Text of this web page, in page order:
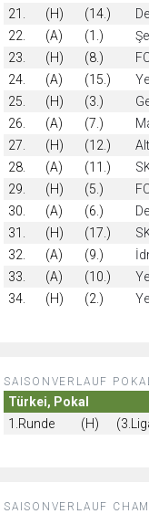
21.
(H) (14.)
22.
(A) (1.)
23.
(H) (8.)
24.
(A) (15.)
25.
(H) (3.)
26.
(A) (7.)
27.
(H) (12.)
28.
(A) (11.)
29.
(H) (5.)
30.
(A) (6.)
31.
(H) (17.)
32.
(A) (9.)
33.
(A) (10.)
34.
(H) (2.)
SAISONVERLAUF
Türkei, Pokal
1.Runde
(H)
SAISONVERLAUF